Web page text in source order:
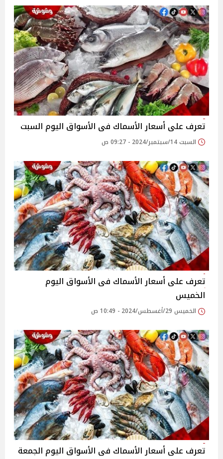
تعرف على أسعار الأسماك فى الأسواق اليوم السبت
السبت 14/سبتمبر/2024 - 09:27 ص
تعرف على أسعار الأسماك فى الأسواق اليوم
الخميس
الخميس 29/أغسطس/2024 - 10:49 ص
تعرف على أسعار الأسماك فى الأسواق اليوم الجمعة